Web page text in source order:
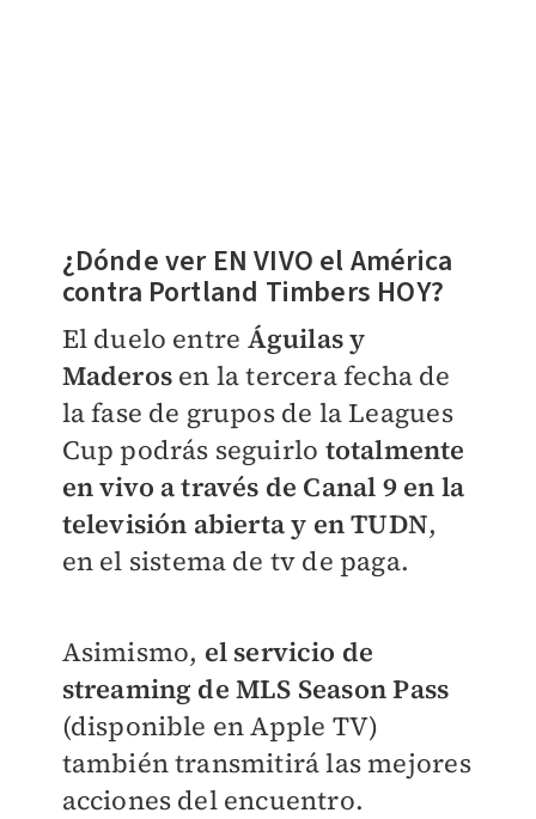
¿Dónde ver EN VIVO el América
contra Portland Timbers HOY?
El duelo entre Águilas y
Maderosen la tercera fecha de
la fase de grupos de la Leagues
Cup podrás seguirlo totalmente
en vivo a través de Canal 9 en la
televisión abierta y en TUDN,
en el sistema de tv de paga.
Asimismo, el servicio de
streaming de MLS Season Pass
(disponible en Apple TV)
también transmitirá las mejores
acciones del encuentro.